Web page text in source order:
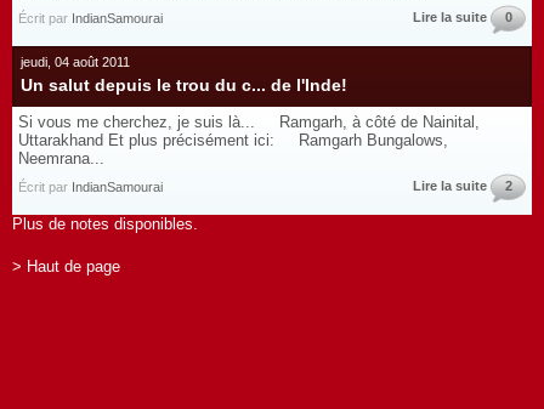
Écrit par IndianSamourai Lire la suite 0
jeudi, 04 août 2011
Un salut depuis le trou du c... de l'Inde!
Si vous me cherchez, je suis là... Ramgarh, à côté de Nainital,
Uttarakhand Et plus précisément ici: Ramgarh Bungalows,
Neemrana...
Écrit par IndianSamourai Lire la suite 2
Plus de notes disponibles.
> Haut de page